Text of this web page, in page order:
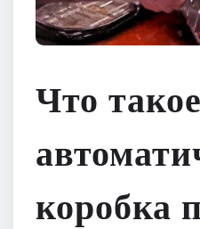
Что такое
коробка